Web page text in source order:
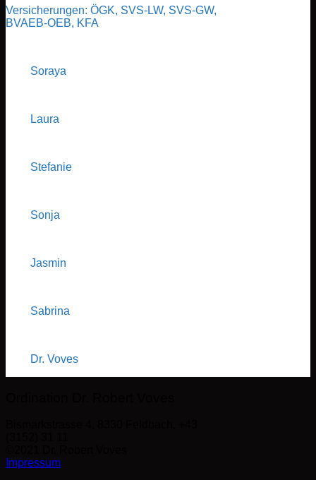
Versicherungen: ÖGK, SVS-LW, SVS-GW,
BVAEB-OEB, KFA
Soraya
Laura
Stefanie
Sonja
Jasmin
Sabrina
Dr. Voves
Impressum